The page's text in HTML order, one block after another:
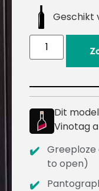
Geschikt
Dit
Vinotag
Greeploze
to open)